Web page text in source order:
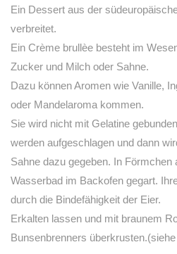
Ein Dessert aus der
verbreitet.
Ein Crème brullèe besteht im
Zucker und Milch oder Sahne.
Dazu können Aromen wie Vanille,
oder Mandelaroma kommen.
Sie wird nicht mit Gelatine
werden aufgeschlagen und dann
Sahne dazu gegeben. In Förmchen
Wasserbad im Backofen gegart.
durch die Bindefähigkeit der Eier.
Erkalten lassen und mit braunem
Bunsenbrenners